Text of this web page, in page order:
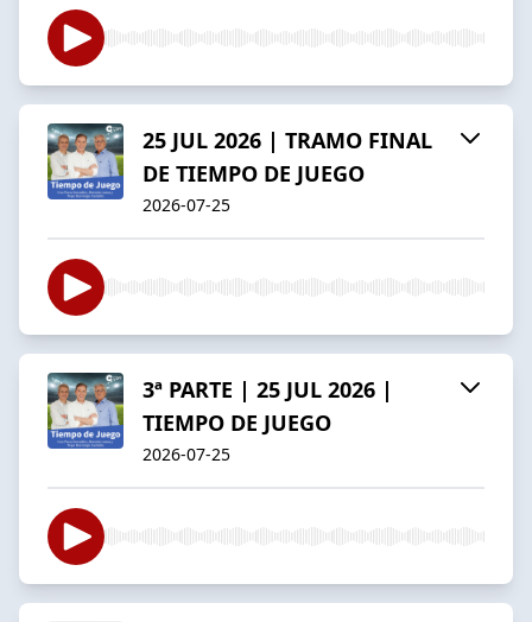
25 JUL 2026 | TRAMO FINAL
DE TIEMPO DE JUEGO
2026-07-25
3ª PARTE | 25 JUL 2026 |
TIEMPO DE JUEGO
2026-07-25